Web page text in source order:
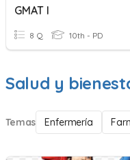
GMAT I
8 Q 10th - PD
Salud y
Temas Enfermería